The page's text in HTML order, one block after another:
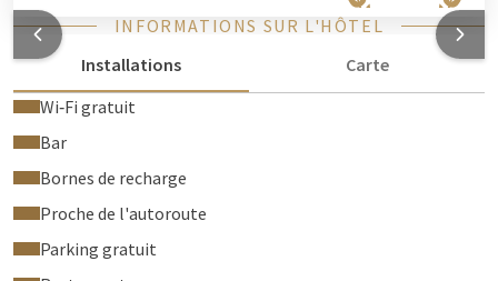
INFORMATIONS SUR L'HÔTEL
Installations
Carte
Wi‑Fi gratuit
Bar
Bornes de recharge
Proche de l'autoroute
Parking gratuit